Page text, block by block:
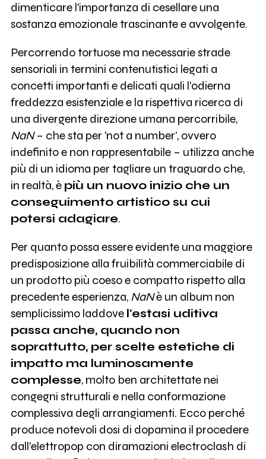
dimenticare l'importanza di cesellare una
sostanza emozionale trascinante e avvolgente.
Percorrendo tortuose ma necessarie strade
sensoriali in termini contenutistici legati a
concetti importanti e delicati quali l'odierna
freddezza esistenziale e la rispettiva ricerca di
una divergente direzione umana percorribile,
NaN– che sta per 'not a number', ovvero
indefinito e non rappresentabile – utilizza anche
più di un idioma per tagliare un traguardo che,
in realtà, è più un nuovo inizio che un
conseguimento artistico su cui
potersi adagiare.
Per quanto possa essere evidente una maggiore
predisposizione alla fruibilità commerciabile di
un prodotto più coeso e compatto rispetto alla
precedente esperienza, NaNè un album non
semplicissimo laddove l'estasi uditiva
passa anche, quando non
soprattutto, per scelte estetiche di
impatto ma luminosamente
complesse, molto ben architettate nei
congegni strutturali e nella conformazione
complessiva degli arrangiamenti. Ecco perché
produce notevoli dosi di dopamina il procedere
dall'elettropop con diramazioni electroclash di